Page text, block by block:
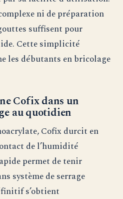
ni de préparation
suffisent pour
Cette simplicité
les débutants en bricolage
Cofix dans un
au quotidien
Cofix durcit en
de l’humidité
permet de tenir
système de serrage
s’obtient